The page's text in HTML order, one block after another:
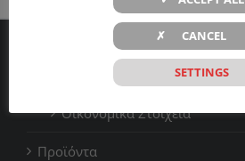
Οικονομικά Στοιχεία
Προϊόντα
SETTINGS
✗ CANCEL